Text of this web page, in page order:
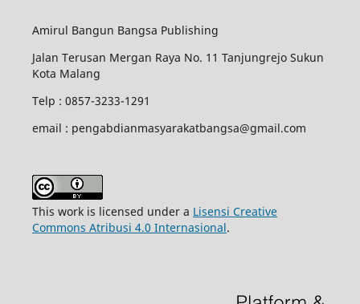
Amirul Bangun Bangsa Publishing
Jalan Terusan Mergan Raya No. 11 Tanjungrejo Sukun
Kota Malang
Telp : 0857-3233-1291
email : pengabdianmasyarakatbangsa@gmail.com
This work is licensed under a Lisensi Creative
Commons Atribusi 4.0 Internasional.